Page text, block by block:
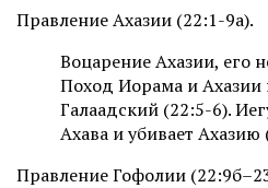
Правление Ахазии (22:1-9а).
Воцарение Ахазии, его
Поход Иорама и Ахазии
Галаадский (22:5-6).
Ахава и убивает Ахазию
Правление Гофолии